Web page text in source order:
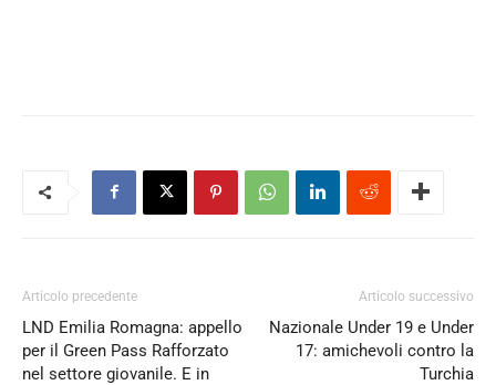
Articolo precedente
LND Emilia Romagna: appello
per il Green Pass Rafforzato
nel settore giovanile. E in
Articolo successivo
Nazionale Under 19 e Under
17: amichevoli contro la
Turchia